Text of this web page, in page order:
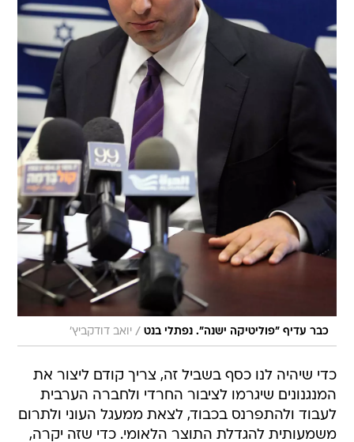
כבר עדיף "פוליטיקה ישנה". נפתלי בנט / יואב דודקביץ'
כדי שיהיה לנו כסף בשביל זה, צריך קודם ליצור את
המנגנונים שיגרמו לציבור החרדי ולחברה הערבית
לעבוד ולהתפרנס בכבוד, לצאת ממעגל העוני ולתרום
משמעותית להגדלת התוצר הלאומי. כדי שזה יקרה,